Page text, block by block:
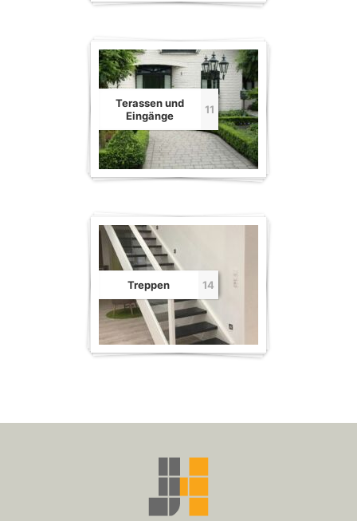
Terassen und
Eingänge
11
Treppen 14